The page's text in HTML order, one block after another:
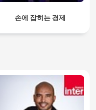
손에 잡히는 경제